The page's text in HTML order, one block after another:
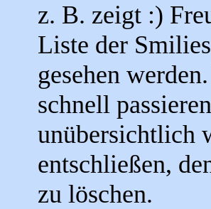
z. B. zeigt :)
Liste der
gesehen
schnell
unübersichtlich
entschließen,
zu löschen.